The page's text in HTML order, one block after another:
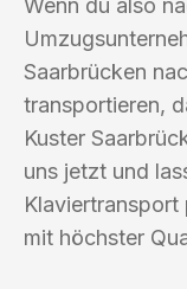
Wenn du also
Saarbrücken
transportieren,
Kuster
uns jetzt und
Klaviertransport
mit höchster